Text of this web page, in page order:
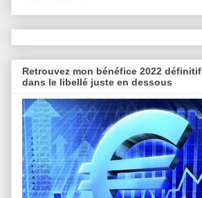
Retrouvez mon bénéfice 2022 définitif
dans le libellé juste en dessous